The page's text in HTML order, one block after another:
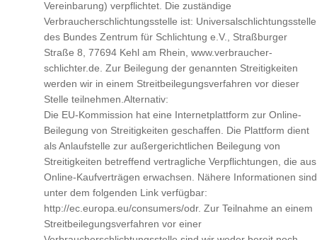
Vereinbarung) verpflichtet. Die zuständige
Verbraucherschlichtungsstelle ist: Universalschlichtungsstelle
des Bundes Zentrum für Schlichtung e.V., Straßburger
Straße 8, 77694 Kehl am Rhein, www.verbraucher-
schlichter.de. Zur Beilegung der genannten Streitigkeiten
werden wir in einem Streitbeilegungsverfahren vor dieser
Stelle teilnehmen.Alternativ:
Die EU-Kommission hat eine Internetplattform zur Online-
Beilegung von Streitigkeiten geschaffen. Die Plattform dient
als Anlaufstelle zur außergerichtlichen Beilegung von
Streitigkeiten betreffend vertragliche Verpflichtungen, die aus
Online-Kaufverträgen erwachsen. Nähere Informationen sind
unter dem folgenden Link verfügbar:
http://ec.europa.eu/consumers/odr. Zur Teilnahme an einem
Streitbeilegungsverfahren vor einer